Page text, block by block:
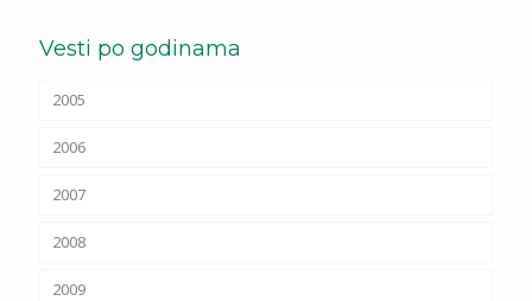
Vesti po godinama
2005
2006
2007
2008
2009